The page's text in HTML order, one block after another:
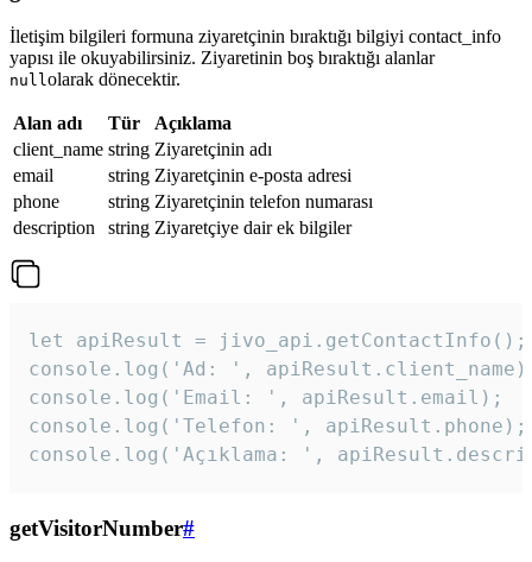
İletişim bilgileri formuna ziyaretçinin bıraktığı bilgiyi contact_info
yapısı ile okuyabilirsiniz. Ziyaretinin boş bıraktığı alanlar
null olarak dönecektir.
Alan adı Tür
Açıklama
client_name string Ziyaretçinin adı
email
string Ziyaretçinin e-posta adresi
phone
string Ziyaretçinin telefon numarası
description
string Ziyaretçiye dair ek bilgiler
let apiResult = jivo_api.getContactInfo();
console.log('Ad: ',
console.log('Email: ', apiResult.email);
console.log('Telefon: ', apiResult.phone);
console.log('Açıklama: ',
getVisitorNumber#